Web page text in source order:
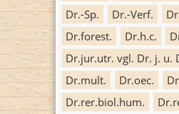
Dr.-Sp.
Dr.-Verf.
Dr.forest.
Dr.h.c.
Dr.jur.utr. vgl. Dr. j. u.
Dr.mult.
Dr.oec.
Dr.rer.biol.hum.